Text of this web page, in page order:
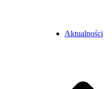
Aktualności